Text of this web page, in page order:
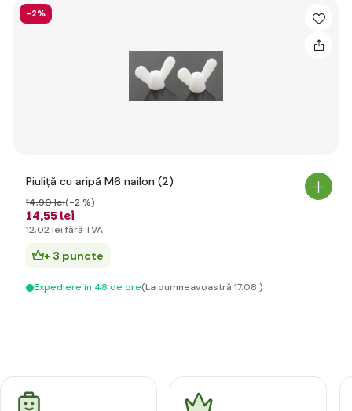
-2%
Piuliță cu aripă M6 nailon (2)
14,55 lei
14,90 lei(-2 %)
12,02 lei fără TVA
+ 3 puncte
Expediere in 48 de ore(La dumneavoastră 17.08.)